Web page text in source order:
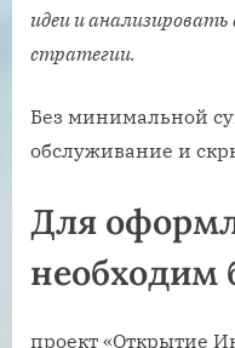
идеи и анализировать
стратегии.
Без минимальной
обслуживание и
Для
необходим
проект «Открытие